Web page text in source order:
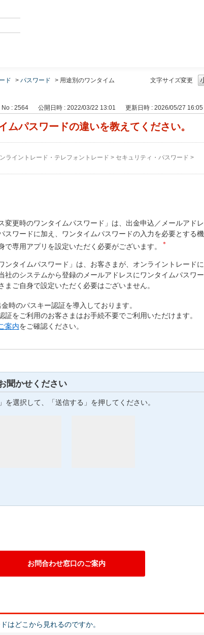
文字サイズ変更
ド > パスワード > 用途別のワンタイム
No : 2564 公開日時 : 2022/03/22 13:01 更新日時 : 2026/05/27 16:05
ムパスワードの違いを教えてください。
ライントレード・テレフォントレード > セキュリティ・パスワード >
変更時のワンタイムパスワード」は、出金申込／メールアドレ
スワードに加え、ワンタイムパスワードの入力を必要とする機
で専用アプリを設定いただく必要がございます。
＊
ンタイムパスワード」は、お客さまが、オンライントレードに
社のシステムから登録のメールアドレスにワンタイムパスワー
まご自身で設定いただく必要はございません。
時のパスキー認証を導入しております。
証をご利用のお客さまはお手続不要でご利用いただけます。
案内をご確認ください。
聞かせください
を選択して、「送信する」を押してください。
お問合わせ窓口のご案内
はどこから見れるのですか。